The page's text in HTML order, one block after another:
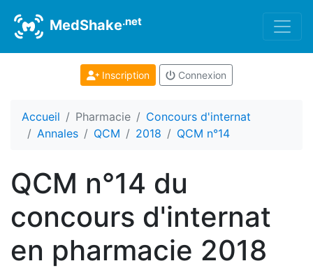
MedShake.net
Inscription Connexion
Accueil Pharmacie
Concours d'internat
Annales
QCM 2018 QCM n°14
QCM n°14 du
concours d'internat
en pharmacie 2018